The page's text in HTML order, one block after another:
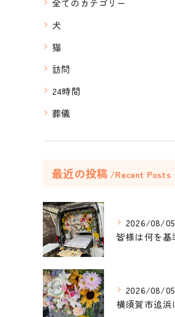
犬
猫
訪問
24時間
葬儀
最近の投稿 Recent Posts
2026/08/05
2026/08/05